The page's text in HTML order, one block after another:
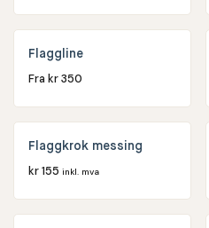
Flaggline
Fra kr350
Flaggkrok messing
kr155 inkl. mva